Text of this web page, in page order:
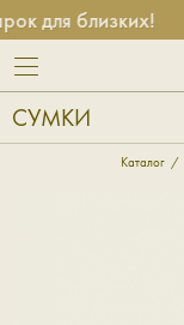
близких!
СУМКИ
Каталог